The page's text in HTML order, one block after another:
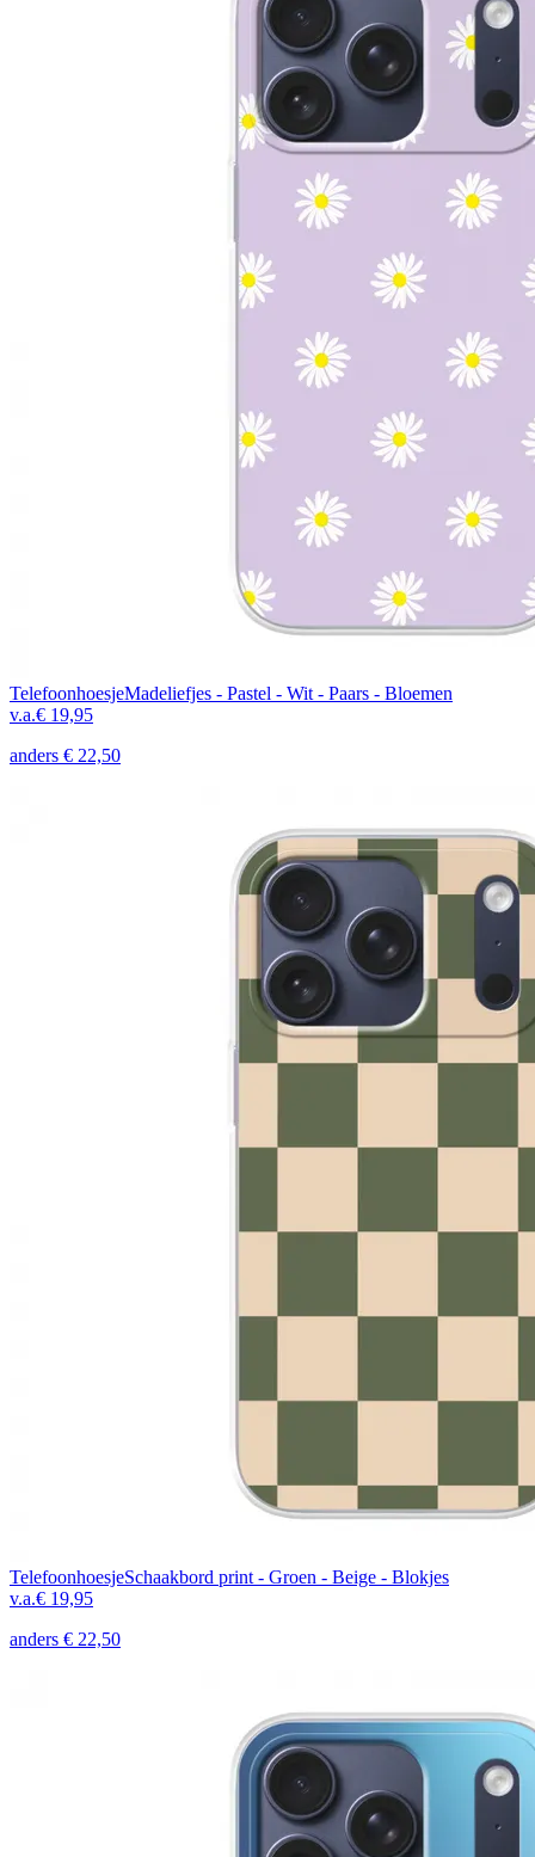
TelefoonhoesjeMadeliefjes - Pastel - Wit - Paars - Bloemen
v.a.€ 19,95
anders € 22,50
TelefoonhoesjeSchaakbord print - Groen - Beige - Blokjes
v.a.€ 19,95
anders € 22,50